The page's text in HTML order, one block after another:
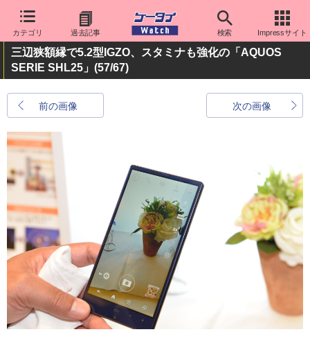
カテゴリ 過去記事 検索 Impressサイト
三辺狭額縁で5.2型IGZO、スタミナも強化の「AQUOS
SERIE SHL25」 (57/67)
前の画像 次の画像